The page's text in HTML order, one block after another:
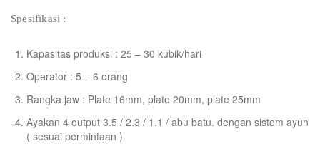
Spesifikasi :
Kapasitas produksi : 25 – 30 kubik/hari
Operator : 5 – 6 orang
Rangka jaw : Plate 16mm, plate 20mm, plate 25mm
Ayakan 4 output 3.5 / 2.3 / 1.1 / abu batu. dengan sistem ayun
( sesuai permintaan )